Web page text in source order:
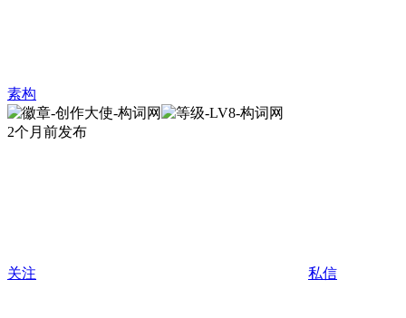
素构
2个月前发布
关注 私信